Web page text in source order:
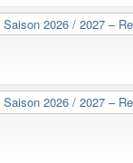
Saison 2026 / 2027 –
Saison 2026 / 2027 –